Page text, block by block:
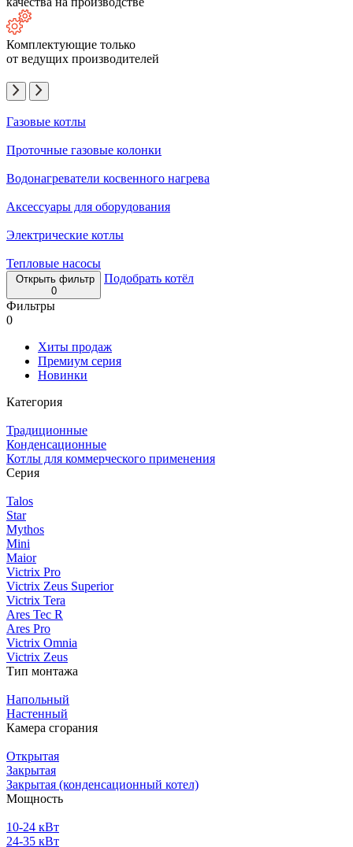
Комплектующие только
от ведущих производителей
Газовые котлы
Проточные газовые колонки
Водонагреватели косвенного нагрева
Аксессуары для оборудования
Электрические котлы
Тепловые насосы
Открыть фильтр
0
Подобрать котёл
Фильтры
0
Хиты продаж
Премиум серия
Новинки
Категория
Традиционные
Конденсационные
Котлы для коммерческого применения
Серия
Talos
Star
Mythos
Mini
Maior
Victrix Pro
Victrix Zeus Superior
Victrix Tera
Ares Tec R
Ares Pro
Victrix Omnia
Victrix Zeus
Тип монтажа
Напольный
Настенный
Камера сгорания
Открытая
Закрытая
Закрытая (конденсационный котел)
Мощность
10-24 кВт
24-35 кВт